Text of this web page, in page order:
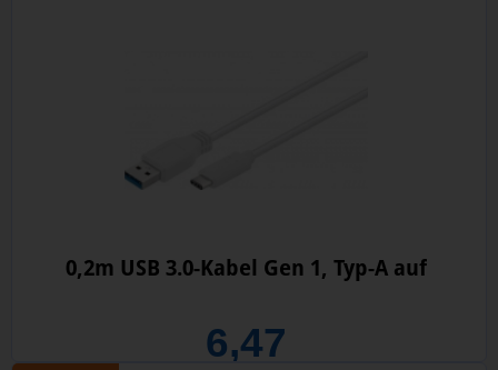
0,2m USB 3.0-Kabel Gen 1, Typ-A auf
6,47